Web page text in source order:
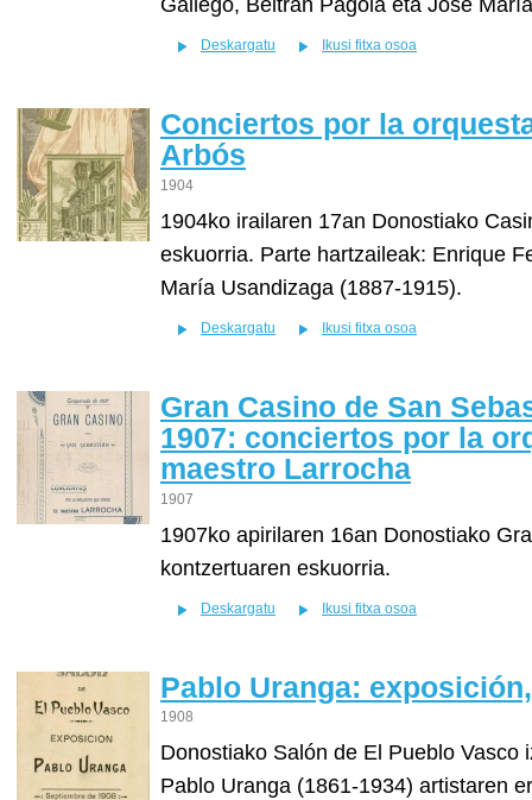
Gallego, Beltrán Pagola eta José
Deskargatu Ikusi fitxa osoa
Conciertos por la
Arbós
1904
1904ko irailaren 17an Donostiako
eskuorria. Parte hartzaileak: Enrique
María Usandizaga (1887-1915).
Deskargatu Ikusi fitxa osoa
Gran Casino de San
1907: conciertos por la
maestro Larrocha
1907
1907ko apirilaren 16an Donostiako
kontzertuaren eskuorria.
Deskargatu Ikusi fitxa osoa
Pablo Uranga:
1908
Donostiako Salón de El Pueblo Vasco
Pablo Uranga (1861-1934) artistaren